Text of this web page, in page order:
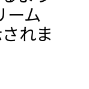
ーム
れま